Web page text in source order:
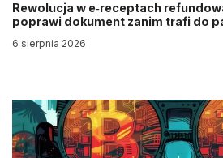
Rewolucja w e‑receptach
poprawi dokument zanim trafi do
6 sierpnia 2026